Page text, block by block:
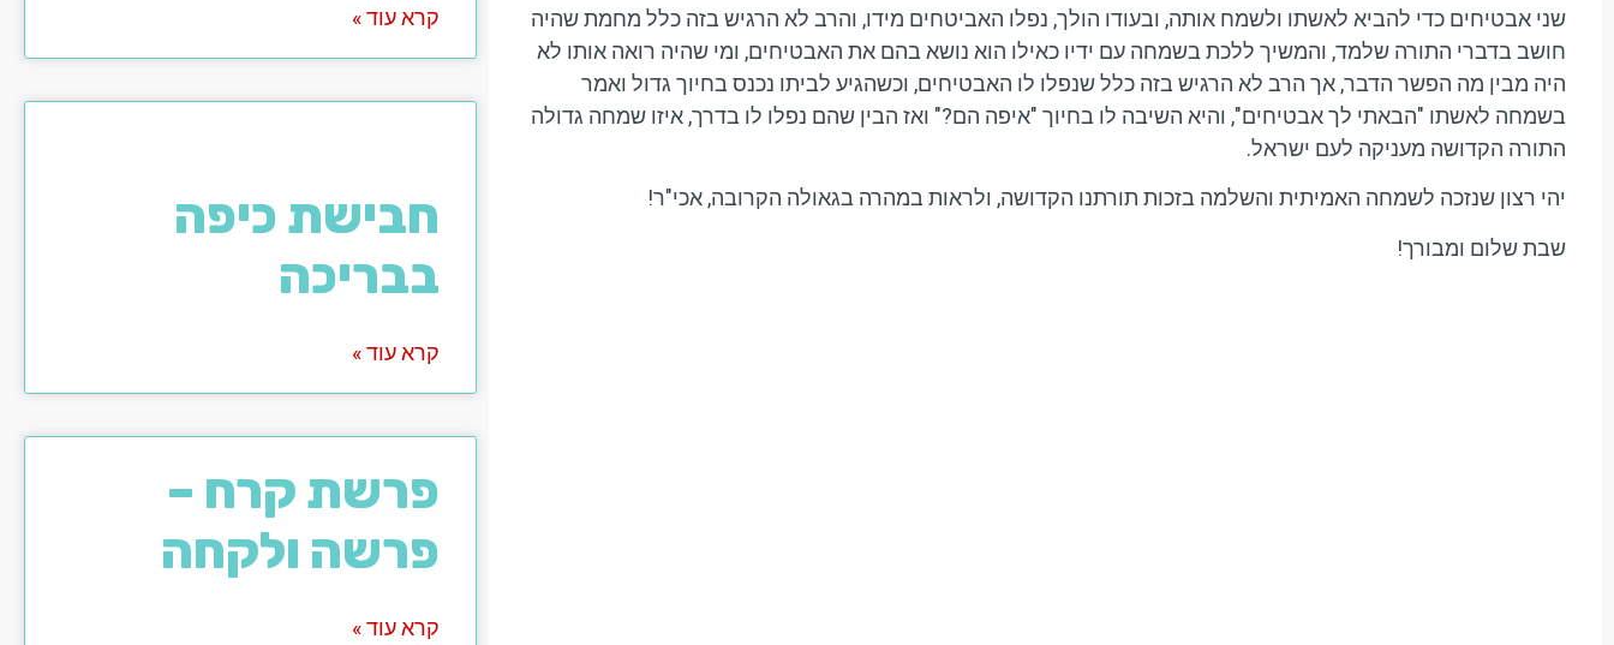
שני אבטיחים כדי להביא לאשתו ולשמח אותה, ובעודו הולך, נפלו האביטחים מידו, והרב לא הרגיש בזה כלל מחמת שהיה
חושב בדברי התורה שלמד, והמשיך ללכת בשמחה עם ידיו כאילו הוא נושא בהם את האבטיחים, ומי שהיה רואה אותו לא
היה מבין מה הפשר הדבר, אך הרב לא הרגיש בזה כלל שנפלו לו האבטיחים, וכשהגיע לביתו נכנס בחיוך גדול ואמר
בשמחה לאשתו "הבאתי לך אבטיחים", והיא השיבה לו בחיוך "איפה הם?" ואז הבין שהם נפלו לו בדרך, איזו שמחה גדולה
התורה הקדושה מעניקה לעם ישראל.
יהי רצון שנזכה לשמחה האמיתית והשלמה בזכות תורתנו הקדושה, ולראות במהרה בגאולה הקרובה, אכי"ר!
שבת שלום ומבורך!
קרא עוד »
חבישת כיפה
בבריכה
קרא עוד »
פרשת קרח –
פרשה ולקחה
קרא עוד »